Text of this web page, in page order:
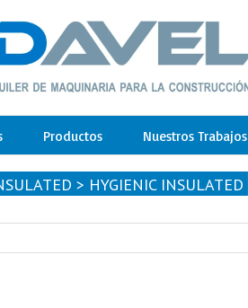
Productos Nuestros Trabajos
> HYGIENIC INSULATED